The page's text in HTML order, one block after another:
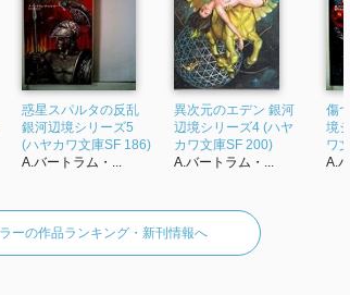
惑星スパルタの反乱
銀河辺境シリーズ5
(ハヤカワ文庫SF 186)
A.バートラム・...
異次元のエデン 銀河
辺境シリーズ4 (ハヤ
カワ文庫SF 200)
A.バートラム・...
傷
境
ワ
A.
ーの作品ランキング・新刊情報へ